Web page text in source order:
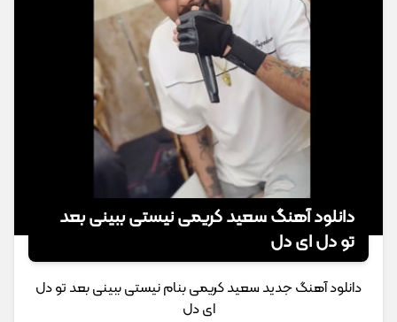
دانلود آهنگ سعید کریمی نیستی ببینی بعد
تو دل ای دل
دانلود آهنگ جدید سعید کریمی بنام نیستی ببینی بعد تو دل
ای دل